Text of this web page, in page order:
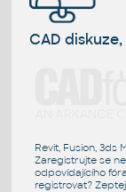
CAD
Revit, Fusion, 3ds
Zaregistrujte se
odpovídajícího
registrovat?